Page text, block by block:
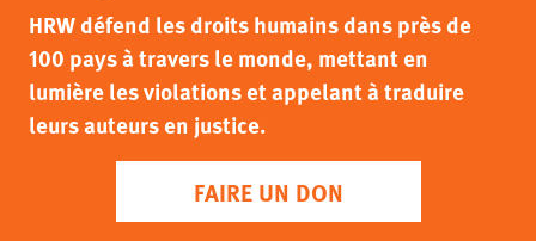
HRW défend les droits humains dans près de
100 pays à travers le monde, mettant en
lumière les violations et appelant à traduire
leurs auteurs en justice.
FAIRE UN DON